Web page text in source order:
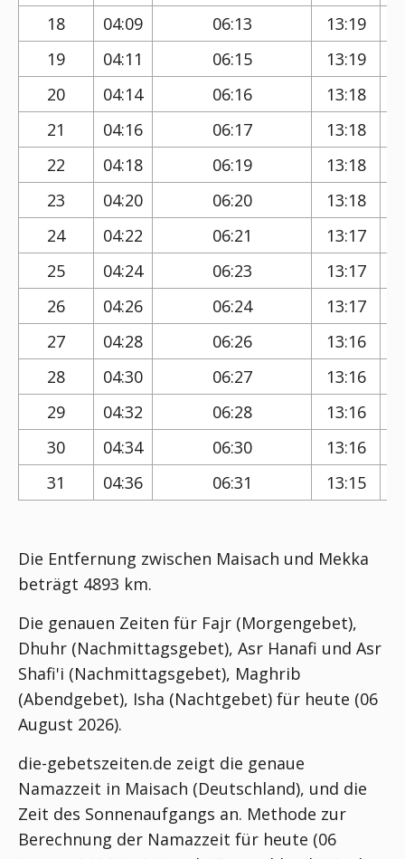
18 04:09 06:13 13:19
19
04:11 06:15 13:19
20
04:14 06:16 13:18
21
04:16 06:17 13:18
22
04:18 06:19 13:18
23
04:20 06:20 13:18
24
04:22 06:21 13:17
25
04:24 06:23 13:17
26
04:26 06:24 13:17
27
04:28 06:26 13:16
28
04:30 06:27 13:16
29
04:32 06:28 13:16
30
04:34 06:30 13:16
31
04:36 06:31 13:15
Die Entfernung zwischen Maisach und Mekka
beträgt 4893 km.
Die genauen Zeiten für Fajr (Morgengebet),
Dhuhr (Nachmittagsgebet), Asr Hanafi und Asr
Shafi'i (Nachmittagsgebet), Maghrib
(Abendgebet), Isha (Nachtgebet) für heute (06
August 2026).
die-gebetszeiten.de zeigt die genaue
Namazzeit in Maisach (Deutschland), und die
Zeit des Sonnenaufgangs an. Methode zur
Berechnung der Namazzeit für heute (06